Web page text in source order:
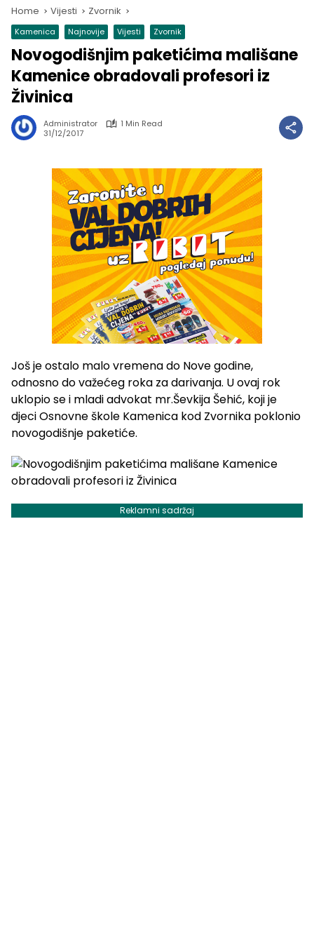
Home Vijesti Zvornik
Kamenica Najnovije Vijesti Zvornik
Novogodišnjim paketićima mališane
Kamenice obradovali profesori iz
Živinica
Administrator
1 Min Read
31/12/2017
Još je ostalo malo vremena do Nove godine,
odnosno do važećeg roka za darivanja. U ovaj rok
uklopio se i mladi advokat mr.Ševkija Šehić, koji je
djeci Osnovne škole Kamenica kod Zvornika poklonio
novogodišnje paketiće.
Reklamni sadržaj